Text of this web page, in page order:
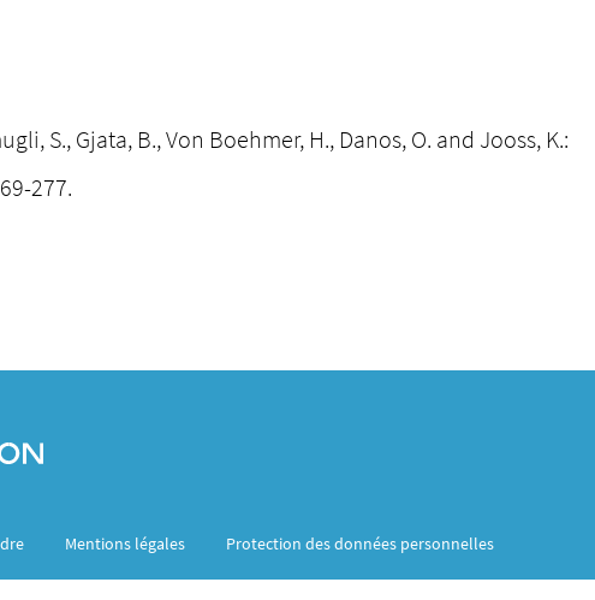
S., Gjata, B., Von Boehmer, H., Danos, O. and Jooss, K.:
277.
Mentions légales Protection des données personnelles